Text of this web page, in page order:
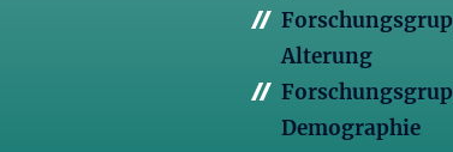
Alterung
Demographie